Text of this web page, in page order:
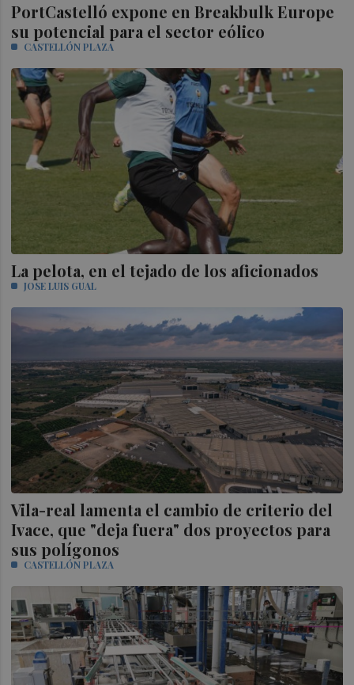
PortCastelló expone en Breakbulk Europe
su potencial para el sector eólico
CASTELLÓN PLAZA
La pelota, en el tejado de los aficionados
JOSE LUIS GUAL
Vila-real lamenta el cambio de criterio del
Ivace, que "deja fuera" dos proyectos para
sus polígonos
CASTELLÓN PLAZA